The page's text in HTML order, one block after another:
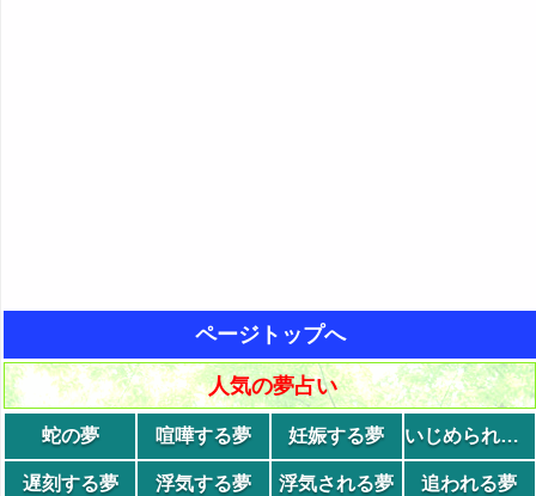
ページトップへ
人気の夢占い
蛇の夢 喧嘩する夢 妊娠する夢 いじめられる夢
遅刻する夢 浮気する夢 浮気される夢 追われる夢